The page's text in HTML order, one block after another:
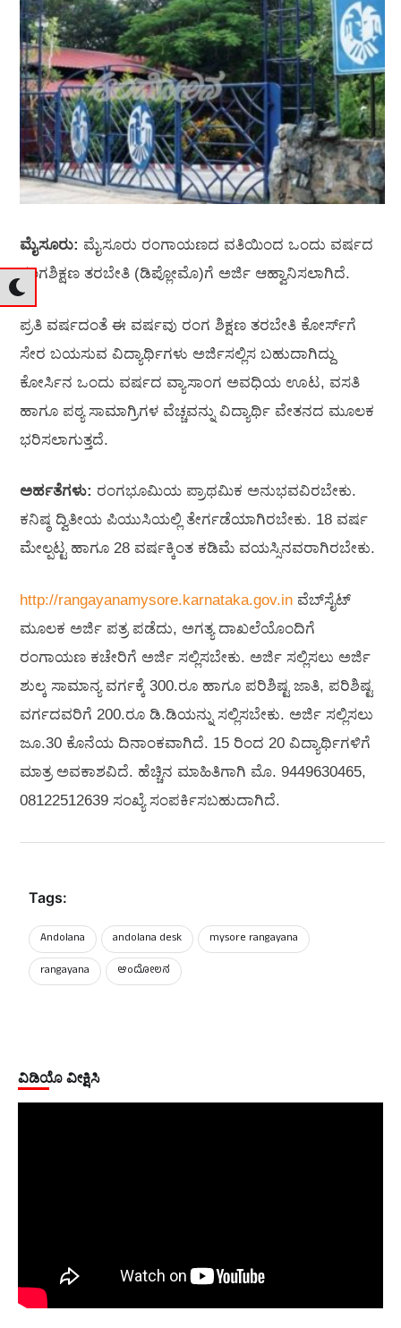
ಮೈಸೂರು: ಮೈಸೂರು ರಂಗಾಯಣದ ವತಿಯಿಂದ ಒಂದು ವರ್ಷದ
ರಂಗಶಿಕ್ಷಣ ತರಬೇತಿ (ಡಿಪ್ಲೋಮೊ)ಗೆ ಅರ್ಜಿ ಆಹ್ವಾನಿಸಲಾಗಿದೆ.
ಪ್ರತಿ ವರ್ಷದಂತೆ ಈ ವರ್ಷವು ರಂಗ ಶಿಕ್ಷಣ ತರಬೇತಿ ಕೋರ್ಸ್‌ಗೆ
ಸೇರ ಬಯಸುವ ವಿದ್ಯಾರ್ಥಿಗಳು ಅರ್ಜಿಸಲ್ಲಿಸ ಬಹುದಾಗಿದ್ದು
ಕೋರ್ಸಿನ ಒಂದು ವರ್ಷದ ವ್ಯಾಸಾಂಗ ಅವಧಿಯ ಊಟ, ವಸತಿ
ಹಾಗೂ ಪಠ್ಯ ಸಾಮಾಗ್ರಿಗಳ ವೆಚ್ಚವನ್ನು ವಿದ್ಯಾರ್ಥಿ ವೇತನದ ಮೂಲಕ
ಭರಿಸಲಾಗುತ್ತದೆ.
ಅರ್ಹತೆಗಳು: ರಂಗಭೂಮಿಯ ಪ್ರಾಥಮಿಕ ಅನುಭವವಿರಬೇಕು.
ಕನಿಷ್ಠ ದ್ವಿತೀಯ ಪಿಯುಸಿಯಲ್ಲಿ ತೇರ್ಗಡೆಯಾಗಿರಬೇಕು. 18 ವರ್ಷ
ಮೇಲ್ಪಟ್ಟ ಹಾಗೂ 28 ವರ್ಷಕ್ಕಿಂತ ಕಡಿಮೆ ವಯಸ್ಸಿನವರಾಗಿರಬೇಕು.
http://rangayanamysore.karnataka.gov.in ವೆಬ್‌ಸೈಟ್
ಮೂಲಕ ಅರ್ಜಿ ಪತ್ರ ಪಡೆದು, ಅಗತ್ಯ ದಾಖಲೆಯೊಂದಿಗೆ
ರಂಗಾಯಣ ಕಚೇರಿಗೆ ಅರ್ಜಿ ಸಲ್ಲಿಸಬೇಕು. ಅರ್ಜಿ ಸಲ್ಲಿಸಲು ಅರ್ಜಿ
ಶುಲ್ಕ ಸಾಮಾನ್ಯ ವರ್ಗಕ್ಕೆ 300.ರೂ ಹಾಗೂ ಪರಿಶಿಷ್ಟ ಜಾತಿ, ಪರಿಶಿಷ್ಟ
ವರ್ಗದವರಿಗೆ 200.ರೂ ಡಿ.ಡಿಯನ್ನು ಸಲ್ಲಿಸಬೇಕು. ಅರ್ಜಿ ಸಲ್ಲಿಸಲು
ಜೂ.30 ಕೊನೆಯ ದಿನಾಂಕವಾಗಿದೆ. 15 ರಿಂದ 20 ವಿದ್ಯಾರ್ಥಿಗಳಿಗೆ
ಮಾತ್ರ ಅವಕಾಶವಿದೆ. ಹೆಚ್ಚಿನ ಮಾಹಿತಿಗಾಗಿ ಮೊ. 9449630465,
08122512639 ಸಂಖ್ಯೆ ಸಂಪರ್ಕಿಸಬಹುದಾಗಿದೆ.
Tags:
Andolana andolana desk
mysore rangayana
rangayana
ಆಂದೋಲನ
ವಿಡಿಯೊ ವೀಕ್ಷಿಸಿ